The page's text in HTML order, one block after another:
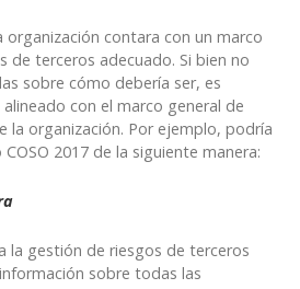
organización contara con un marco
de terceros adecuado. Si bien no
sobre cómo debería ser, es
con el marco general de
la organización. Por ejemplo, podría
2017 de la siguiente manera:
la gestión de riesgos de terceros
sobre todas las